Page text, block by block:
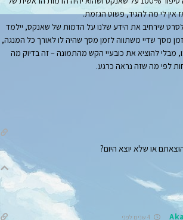
לי מה להגיד, פשוט הגזמת.
שירחיב את הידע שלנו על הדמות של שאנקס, יילמד
זמן מסך שדיי משתווה לזמן מסך שהיה לו לאורך כל המנגה,
מבלי להוציא את כובעיי הקש מהתמונה – זה בדיוק מה
לפי מה שזה נראה כרגע.
או שלא יוצא היום?